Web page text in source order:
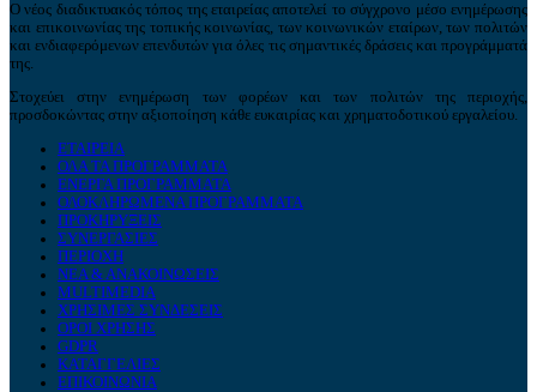
Ο νέος διαδικτυακός τόπος της εταιρείας αποτελεί το σύγχρονο μέσο ενημέρωσης
και επικοινωνίας της τοπικής κοινωνίας, των κοινωνικών εταίρων, των πολιτών
και ενδιαφερόμενων επενδυτών για όλες τις σημαντικές δράσεις και προγράμματά
της.
Στοχεύει στην ενημέρωση των φορέων και των πολιτών της περιοχής,
προσδοκώντας στην αξιοποίηση κάθε ευκαιρίας και χρηματοδοτικού εργαλείου.
ΕΤΑΙΡΕΙΑ
ΟΛΑ ΤΑ ΠΡΟΓΡΑΜΜΑΤΑ
ΕΝΕΡΓΑ ΠΡΟΓΡΑΜΜΑΤΑ
ΟΛΟΚΛΗΡΩΜΕΝΑ ΠΡΟΓΡΑΜΜΑΤΑ
ΠΡΟΚΗΡΥΞΕΙΣ
ΣΥΝΕΡΓΑΣΙΕΣ
ΠΕΡΙΟΧΗ
ΝΕΑ & ΑΝΑΚΟΙΝΩΣΕΙΣ
MULTIMEDIA
ΧΡΗΣΙΜΕΣ ΣΥΝΔΕΣΕΙΣ
ΟΡΟΙ ΧΡΗΣΗΣ
GDPR
ΚΑΤΑΓΓΕΛΙΕΣ
ΕΠΙΚΟΙΝΩΝΙΑ